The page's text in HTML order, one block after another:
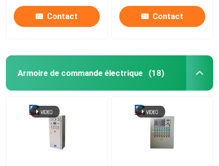
Contact Contact
Armoire de commande électrique (18)